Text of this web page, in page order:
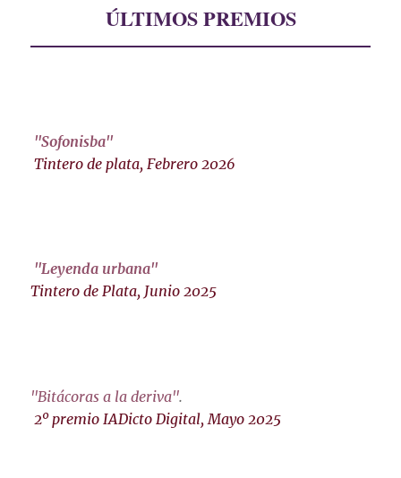
ÚLTIMOS PREMIOS
"Sofonisba"
Tintero de plata, Febrero 2026
"Leyenda urbana"
Tintero de Plata, Junio 2025
"Bitácoras a la deriva".
2º premio IADicto Digital, Mayo 2025